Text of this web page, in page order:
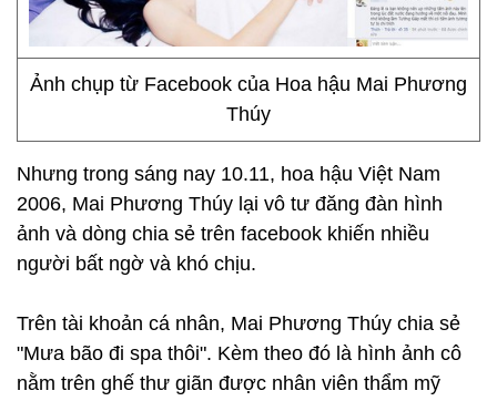
Ảnh chụp từ Facebook của Hoa hậu Mai Phương
Thúy
Nhưng trong sáng nay 10.11, hoa hậu Việt Nam
2006, Mai Phương Thúy lại vô tư đăng đàn hình
ảnh và dòng chia sẻ trên facebook khiến nhiều
người bất ngờ và khó chịu.
Trên tài khoản cá nhân, Mai Phương Thúy chia sẻ
"Mưa bão đi spa thôi". Kèm theo đó là hình ảnh cô
nằm trên ghế thư giãn được nhân viên thẩm mỹ